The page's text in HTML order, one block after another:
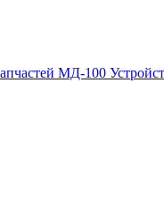
МД-100